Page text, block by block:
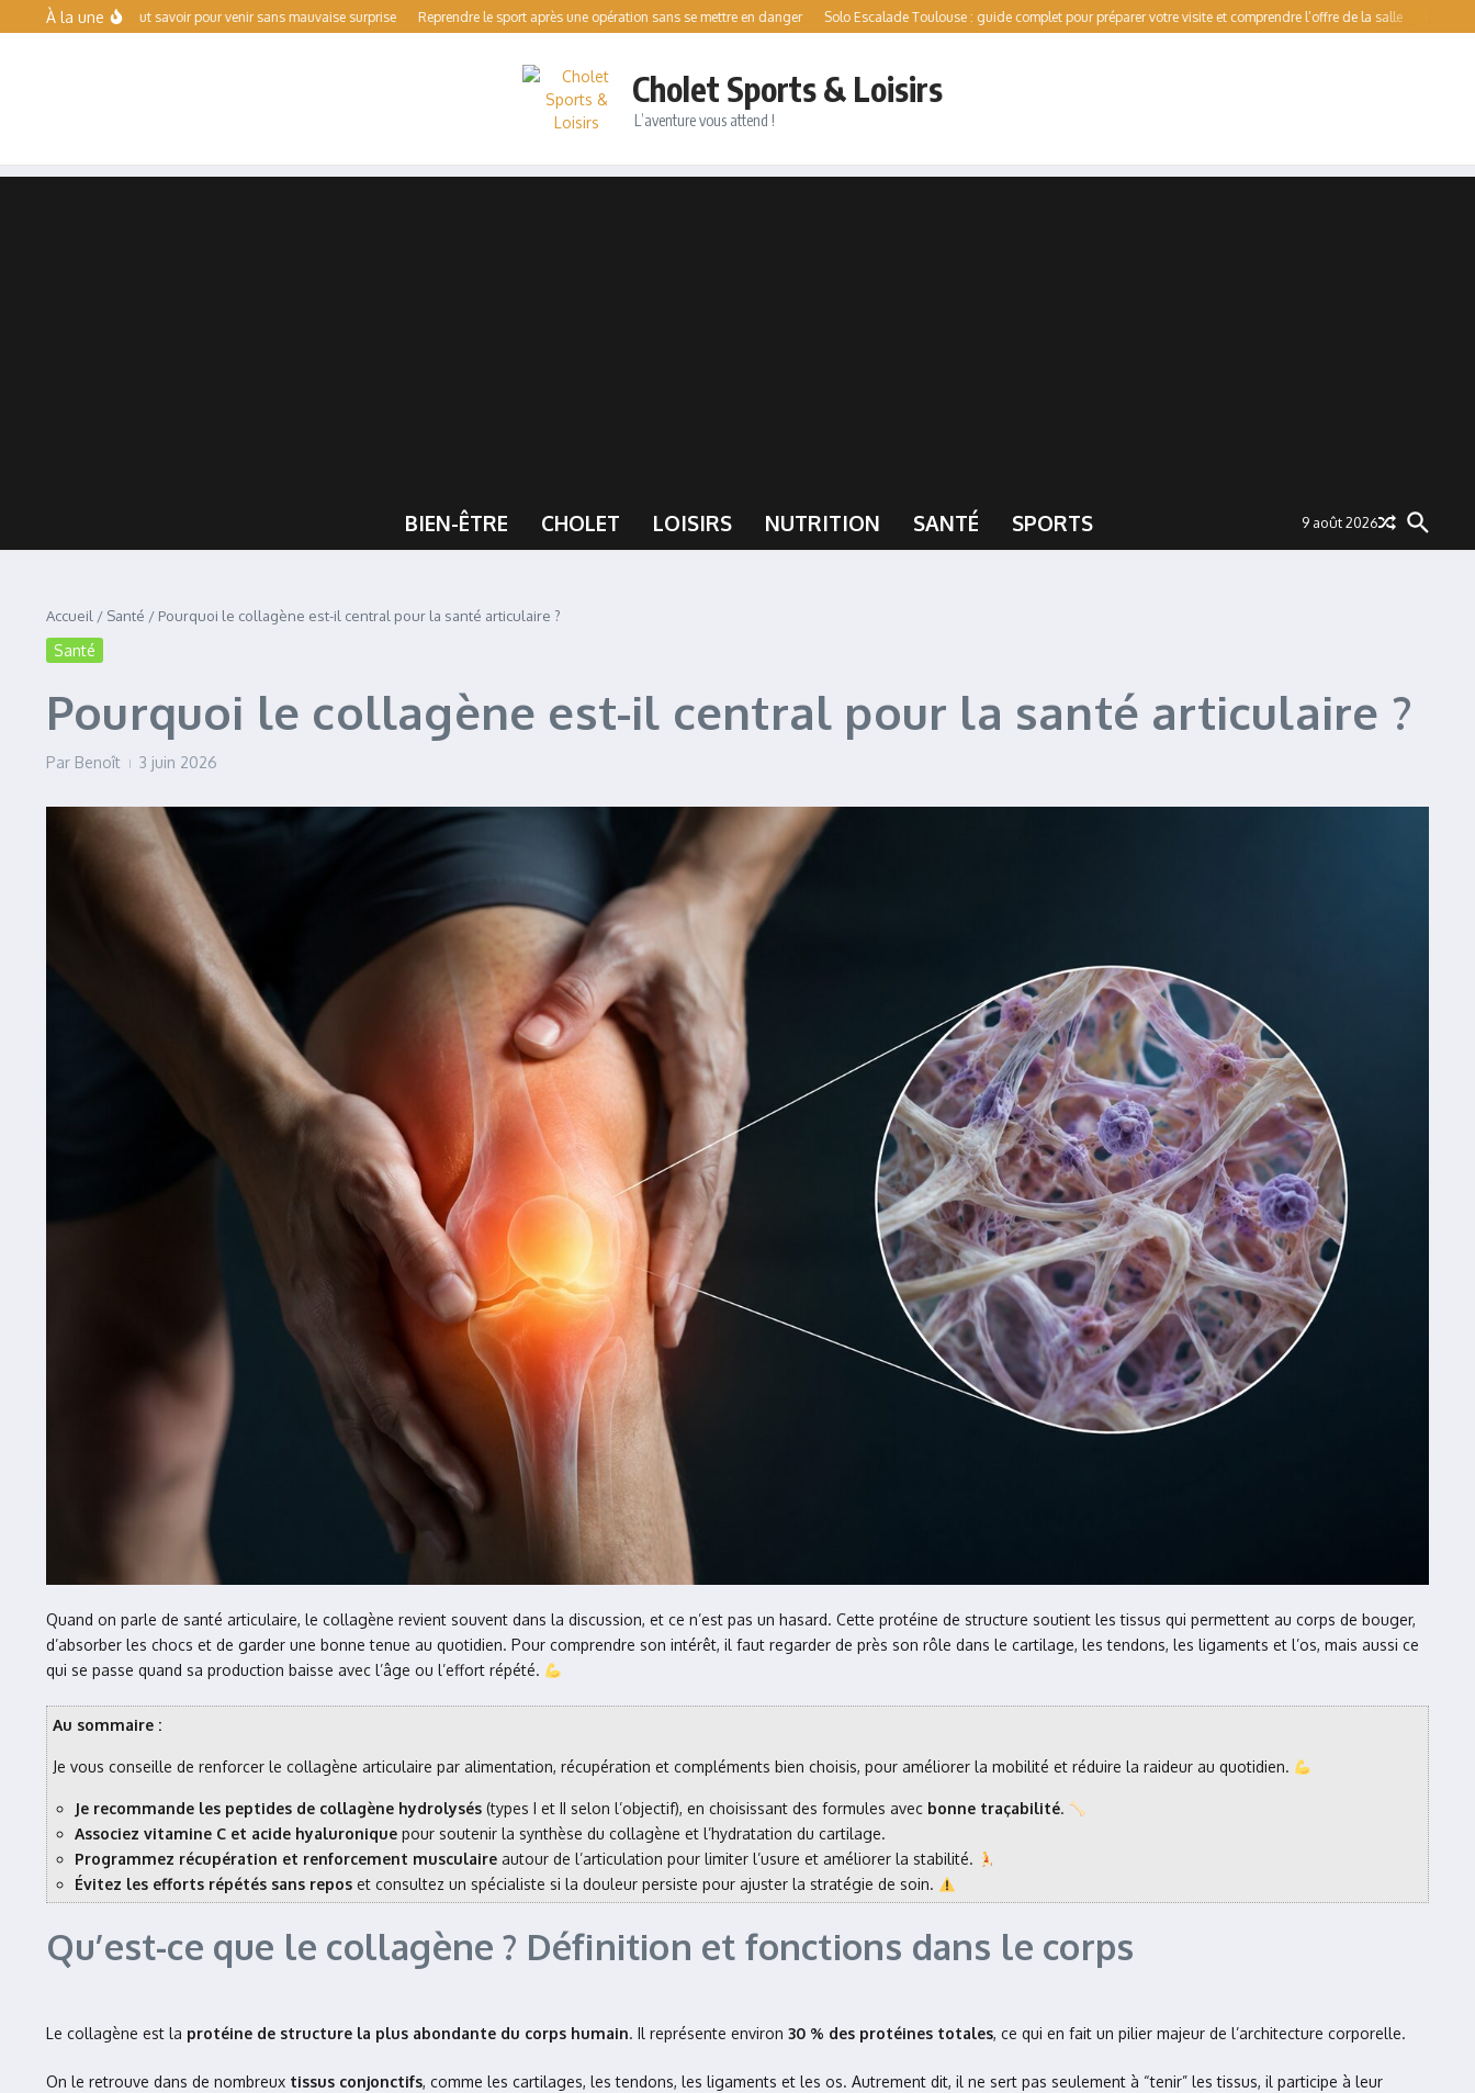
Aller au contenu
À la une
: ce qu’il faut savoir pour venir sans mauvaise surprise Reprendre le sport après une opération sans se mettre en danger Solo Escalade Toulouse : guide complet pour préparer votre visite et comprendre l’offre de la salle Patinoire pour
Cholet Sports & Loisirs
L’aventure vous attend !
BIEN-ÊTRE CHOLET LOISIRS NUTRITION SANTÉ SPORTS 9 août 2026
Accueil / Santé / Pourquoi le collagène est-il central pour la santé articulaire ?
Santé
Pourquoi le collagène est-il central pour la santé articulaire ?
Par Benoît 3 juin 2026
Quand on parle de santé articulaire, le collagène revient souvent dans la discussion, et ce n’est pas un hasard. Cette protéine de structure soutient les tissus qui permettent au corps de bouger,
d’absorber les chocs et de garder une bonne tenue au quotidien. Pour comprendre son intérêt, il faut regarder de près son rôle dans le cartilage, les tendons, les ligaments et l’os, mais aussi ce
qui se passe quand sa production baisse avec l’âge ou l’effort répété.
Au sommaire :
Je vous conseille de renforcer le collagène articulaire par alimentation, récupération et compléments bien choisis, pour améliorer la mobilité et réduire la raideur au quotidien.
Je recommande les peptides de collagène hydrolysés (types I et II selon l’objectif), en choisissant des formules avec bonne traçabilité.
Associez vitamine C et acide hyaluronique pour soutenir la synthèse du collagène et l’hydratation du cartilage.
Programmez récupération et renforcement musculaire autour de l’articulation pour limiter l’usure et améliorer la stabilité.
Évitez les efforts répétés sans repos et consultez un spécialiste si la douleur persiste pour ajuster la stratégie de soin.
Qu’est-ce que le collagène ? Définition et fonctions dans le corps
Le collagène est la protéine de structure la plus abondante du corps humain. Il représente environ 30 % des protéines totales, ce qui en fait un pilier majeur de l’architecture corporelle.
On le retrouve dans de nombreux tissus conjonctifs, comme les cartilages, les tendons, les ligaments et les os. Autrement dit, il ne sert pas seulement à “tenir” les tissus, il participe à leur